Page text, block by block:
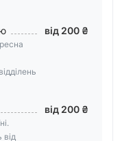
від 200 ₴
від
від 200 ₴